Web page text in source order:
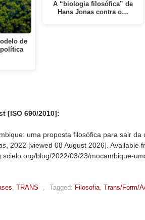
de
A “biologia filosófica” de
Hans Jonas contra o…
[ISO 690/2010]:
uma proposta filosófica para sair
, 2022 [viewed 08 August 2026]. Available
blog/2022/03/23/mocambique-
TRANS Tagged: Filosofia Trans/Form/